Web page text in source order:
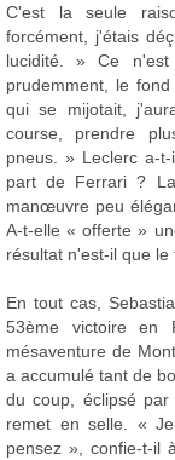
C'est la seule
forcément, j'étais
lucidité. » Ce
prudemment, le
qui se mijotait,
course, prendre
pneus. » Leclerc a-
part de Ferrari ?
manœuvre peu
A-t-elle « offerte »
résultat n'est-il que
En tout cas,
53ème victoire en
mésaventure de
a accumulé tant de
du coup, éclipsé
remet en selle. «
pensez », confie-t-il